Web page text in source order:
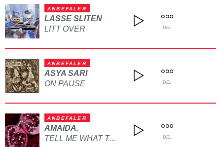
ANBEFALER
LASSE SLITEN
LITT OVER
DEL
ANBEFALER
ASYA SARI
ON PAUSE
DEL
ANBEFALER
AMAIDA.
TELL ME WHAT TO DO DEL